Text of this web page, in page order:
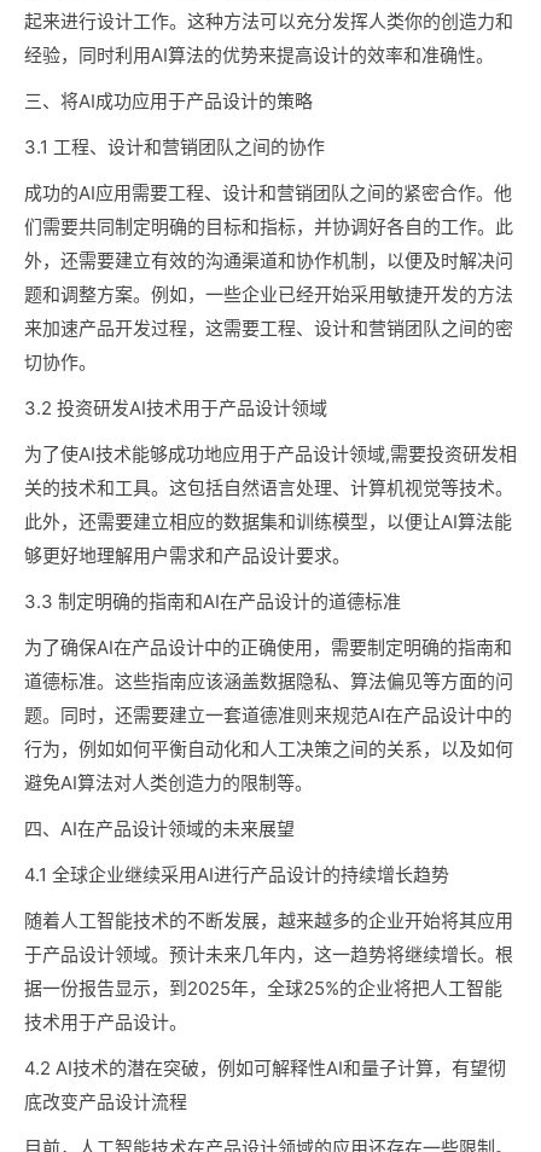
起来进行设计工作。这种方法可以充分发挥人类你的创造力和
经验，同时利用AI算法的优势来提高设计的效率和准确性。
三、将AI成功应用于产品设计的策略
3.1 工程、设计和营销团队之间的协作
成功的AI应用需要工程、设计和营销团队之间的紧密合作。他
们需要共同制定明确的目标和指标，并协调好各自的工作。此
外，还需要建立有效的沟通渠道和协作机制，以便及时解决问
题和调整方案。例如，一些企业已经开始采用敏捷开发的方法
来加速产品开发过程，这需要工程、设计和营销团队之间的密
切协作。
3.2 投资研发AI技术用于产品设计领域
为了使AI技术能够成功地应用于产品设计领域,需要投资研发相
关的技术和工具。这包括自然语言处理、计算机视觉等技术。
此外，还需要建立相应的数据集和训练模型，以便让AI算法能
够更好地理解用户需求和产品设计要求。
3.3 制定明确的指南和AI在产品设计的道德标准
为了确保AI在产品设计中的正确使用，需要制定明确的指南和
道德标准。这些指南应该涵盖数据隐私、算法偏见等方面的问
题。同时，还需要建立一套道德准则来规范AI在产品设计中的
行为，例如如何平衡自动化和人工决策之间的关系，以及如何
避免AI算法对人类创造力的限制等。
四、AI在产品设计领域的未来展望
4.1 全球企业继续采用AI进行产品设计的持续增长趋势
随着人工智能技术的不断发展，越来越多的企业开始将其应用
于产品设计领域。预计未来几年内，这一趋势将继续增长。根
据一份报告显示，到2025年，全球25%的企业将把人工智能
技术用于产品设计。
4.2 AI技术的潜在突破，例如可解释性AI和量子计算，有望彻
底改变产品设计流程